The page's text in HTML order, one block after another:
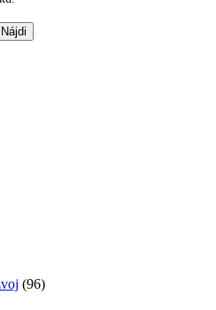
(96)